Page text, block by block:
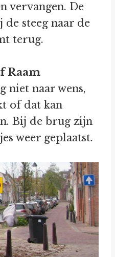
vervangen. De
steeg naar de
terug.
Raam
niet naar wens,
of dat kan
Bij de brug zijn
weer geplaatst.